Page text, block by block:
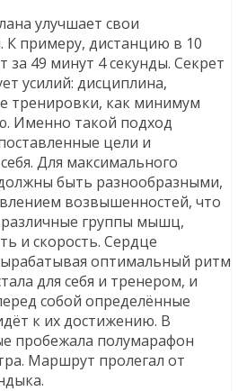
улучшает свои
К примеру, дистанцию в 10
за 49 минут 4 секунды. Секрет
усилий: дисциплина,
тренировки, как минимум
Именно такой подход
цели и
Для максимального
быть разнообразными,
возвышенностей, что
группы мышц,
и скорость. Сердце
оптимальный ритм
для себя и тренером, и
собой определённые
к их достижению. В
пробежала полумарафон
Маршрут пролегал от